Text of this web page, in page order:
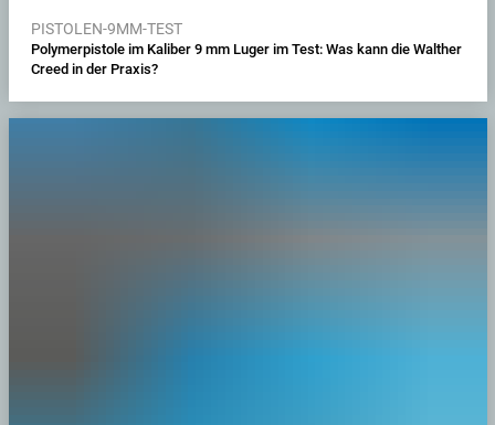
PISTOLEN-9MM-TEST
Polymerpistole im Kaliber 9 mm Luger im Test: Was kann die Walther
Creed in der Praxis?